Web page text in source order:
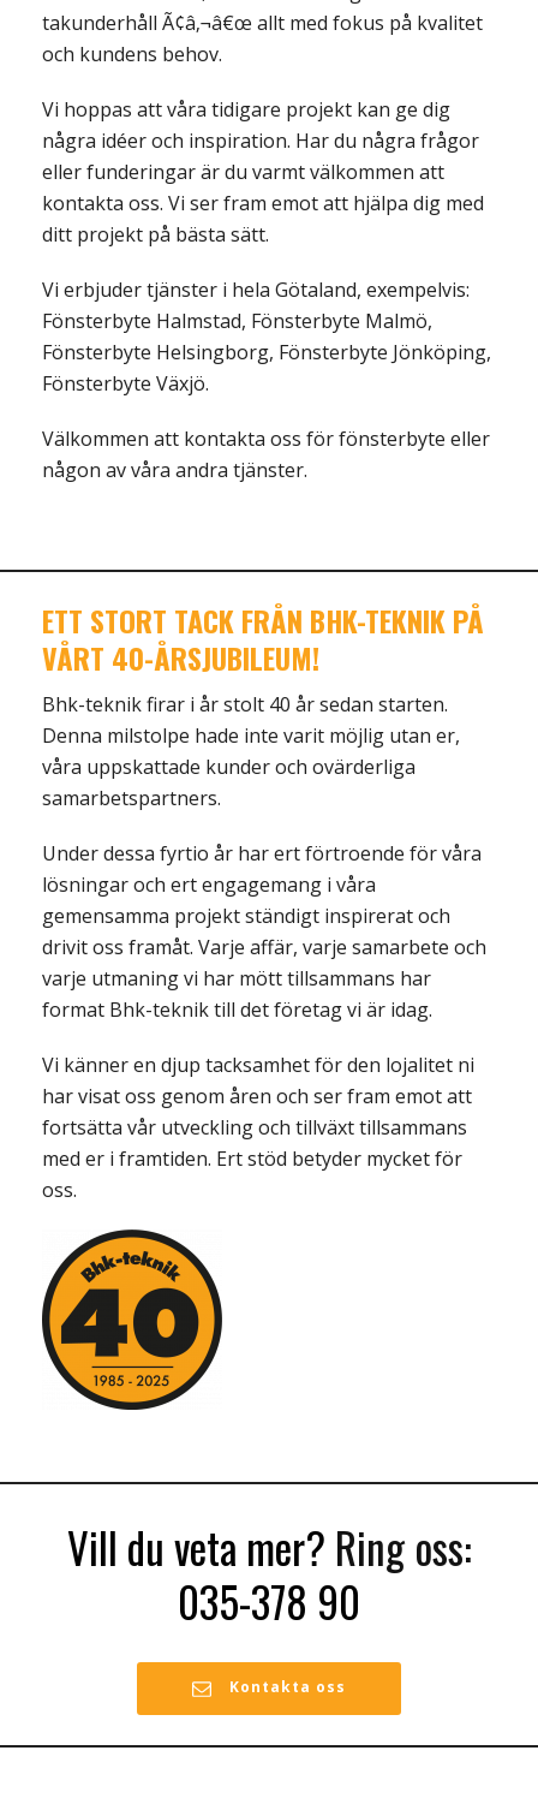
takunderhåll Ã¢â‚¬â€œ allt med fokus på kvalitet
och kundens behov.
Vi hoppas att våra tidigare projekt kan ge dig
några idéer och inspiration. Har du några frågor
eller funderingar är du varmt välkommen att
kontakta oss. Vi ser fram emot att hjälpa dig med
ditt projekt på bästa sätt.
Vi erbjuder tjänster i hela Götaland, exempelvis:
Fönsterbyte Halmstad, Fönsterbyte Malmö,
Fönsterbyte Helsingborg, Fönsterbyte Jönköping,
Fönsterbyte Växjö.
Välkommen att kontakta oss för fönsterbyte eller
någon av våra andra tjänster.
ETT STORT TACK FRÅN BHK-TEKNIK PÅ
VÅRT 40-ÅRSJUBILEUM!
Bhk-teknik firar i år stolt 40 år sedan starten.
Denna milstolpe hade inte varit möjlig utan er,
våra uppskattade kunder och ovärderliga
samarbetspartners.
Under dessa fyrtio år har ert förtroende för våra
lösningar och ert engagemang i våra
gemensamma projekt ständigt inspirerat och
drivit oss framåt. Varje affär, varje samarbete och
varje utmaning vi har mött tillsammans har
format Bhk-teknik till det företag vi är idag.
Vi känner en djup tacksamhet för den lojalitet ni
har visat oss genom åren och ser fram emot att
fortsätta vår utveckling och tillväxt tillsammans
med er i framtiden. Ert stöd betyder mycket för
oss.
Vill du veta mer? Ring oss:
035-378 90
Kontakta oss